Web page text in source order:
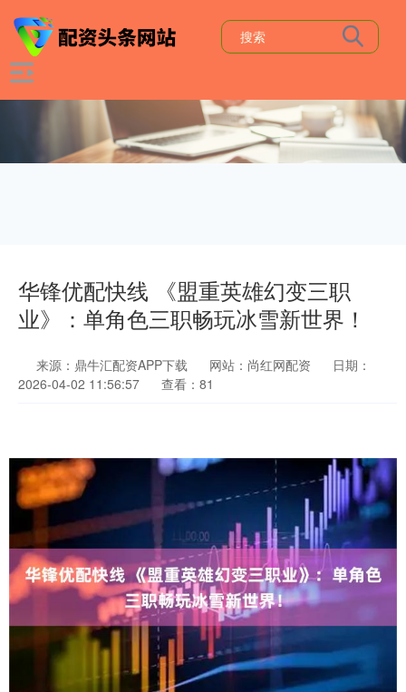
华锋优配快线 《盟重英雄幻变三职
业》：单角色三职畅玩冰雪新世界！
来源：鼎牛汇配资APP下载 网站：尚红网配资
日期：
2026-04-02 11:56:57
查看：81